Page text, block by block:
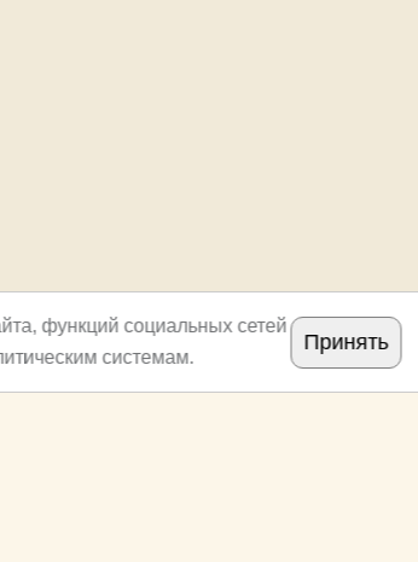
функций социальных сетей
системам.
Принять